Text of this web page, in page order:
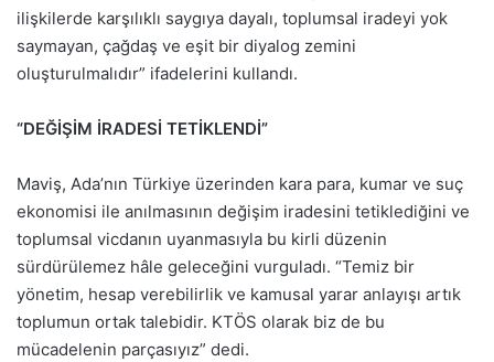
ilişkilerde karşılıklı saygıya dayalı, toplumsal iradeyi yok
saymayan, çağdaş ve eşit bir diyalog zemini
oluşturulmalıdır” ifadelerini kullandı.
“DEĞİŞİM İRADESİ TETİKLENDİ”
Maviş, Ada’nın Türkiye üzerinden kara para, kumar ve suç
ekonomisi ile anılmasının değişim iradesini tetiklediğini ve
toplumsal vicdanın uyanmasıyla bu kirli düzenin
sürdürülemez hâle geleceğini vurguladı. “Temiz bir
yönetim, hesap verebilirlik ve kamusal yarar anlayışı artık
toplumun ortak talebidir. KTÖS olarak biz de bu
mücadelenin parçasıyız” dedi.